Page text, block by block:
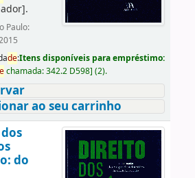
.
Paulo:
de:Itens disponíveis para empréstimo:
chamada:342.2 D598] (2).
ao seu carrinho
do